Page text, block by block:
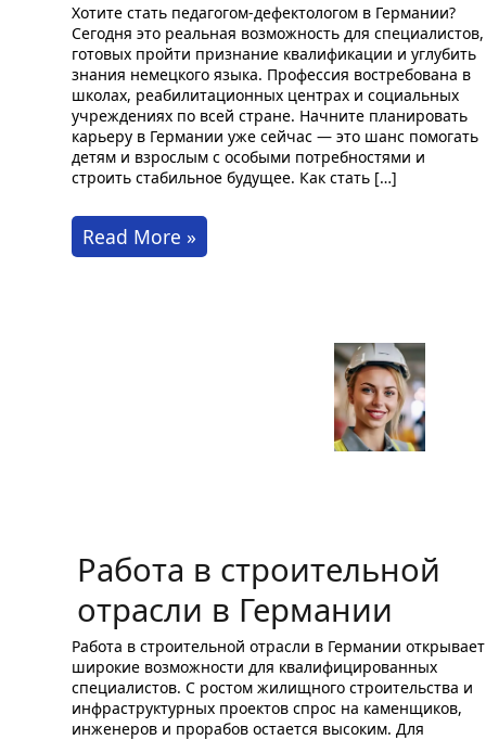
Хотите стать педагогом-дефектологом в Германии?
Сегодня это реальная возможность для специалистов,
готовых пройти признание квалификации и углубить
знания немецкого языка. Профессия востребована в
школах, реабилитационных центрах и социальных
учреждениях по всей стране. Начните планировать
карьеру в Германии уже сейчас — это шанс помогать
детям и взрослым с особыми потребностями и
строить стабильное будущее. Как стать […]
Как
стать
Read More »
Работа в строительной
отрасли в Германии
Работа в строительной отрасли в Германии открывает
широкие возможности для квалифицированных
специалистов. С ростом жилищного строительства и
инфраструктурных проектов спрос на каменщиков,
инженеров и прорабов остается высоким. Для